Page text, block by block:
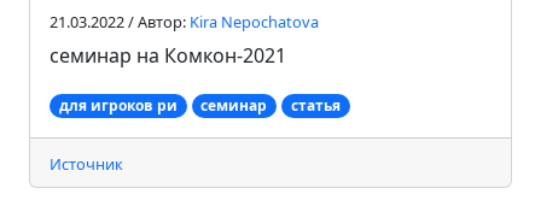
21.03.2022 / Автор: Kira Nepochatova
семинар на Комкон-2021
для игроков ри семинар статья
Источник